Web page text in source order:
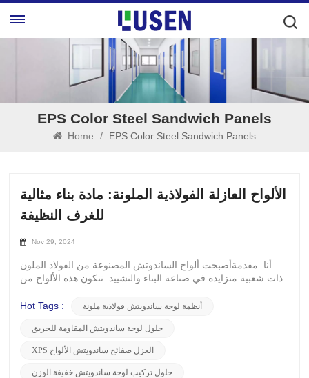
EPS Color Steel Sandwich Panels
Home / EPS Color Steel Sandwich Panels
الألواح العازلة الفولاذية الملونة: مادة بناء مثالية
للغرف النظيفة
Nov 29, 2024
أنا. مقدمةأصبحت ألواح الساندوتش المصنوعة من الفولاذ الملون
ذات شعبية متزايدة في صناعة البناء والتشييد. تتكون هذه الألواح من
في المنتصف. Ø النداء الجمالي- يمكن تخصيصها بألوان مختلفة وفقًا
Hot Tags : أنظمة لوحة ساندويتش فولاذية ملونة
حلول لوحة ساندويتش المقاومة للحريق
XPS العزل صفائح ساندويتش الألواح
حلول تركيب لوحة ساندويتش خفيفة الوزن